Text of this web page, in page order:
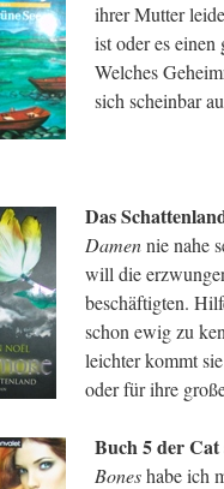
ihrer Mutter
ist oder es einen
Welches
sich scheinbar
Das
Damennie nahe
will die
beschäftigten.
schon ewig zu
leichter kommt
oder für ihre
Buch 5 der Cat
Boneshabe ich